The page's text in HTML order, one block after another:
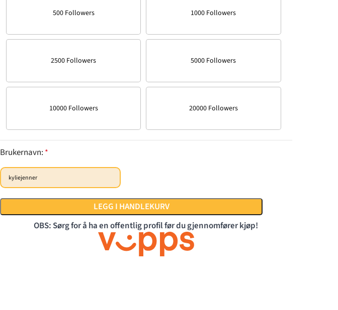
500 Followers 1000 Followers
2500 Followers 5000 Followers
10000 Followers 20000 Followers
Brukernavn: *
LEGG I HANDLEKURV
OBS: Sørg for å ha en offentlig profil før du gjennomfører kjøp!